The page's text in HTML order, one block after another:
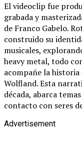
El videoclip fue
grabada y
de Franco Gabelo.
construido su
musicales,
heavy metal, todo
acompañe la historia
Wolfland. Esta
década, abarca
contacto con seres
Advertisement